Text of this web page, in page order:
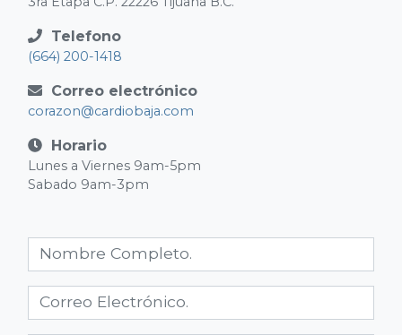
Telefono
(664) 200-1418
Correo electrónico
corazon@cardiobaja.com
Horario
Lunes a Viernes 9am-5pm
Sabado 9am-3pm